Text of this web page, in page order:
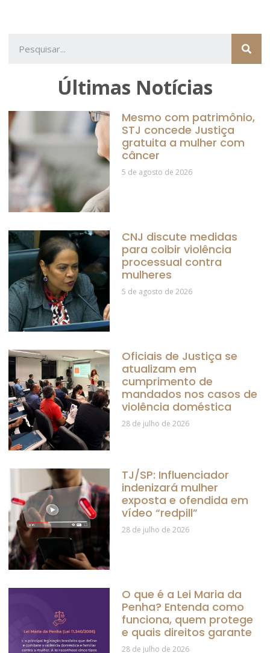
Últimas Notícias
Mesmo com patrimônio,
STJ concede Justiça
gratuita a mulher com
câncer
5 de agosto de 2026
CNJ discute medidas
para coibir violência
processual contra
mulheres
5 de agosto de 2026
Oficiais de Justiça se
atualizam em
cumprimento de
mandados nos casos de
violência doméstica
28 de julho de 2026
TJ/SP: Influenciador
indenizará mulher
exposta e ofendida em
vídeo “redpill”
28 de julho de 2026
O que é a Lei Maria da
Penha? Entenda como
funciona, quem protege
e quais direitos garante
28 de julho de 2026